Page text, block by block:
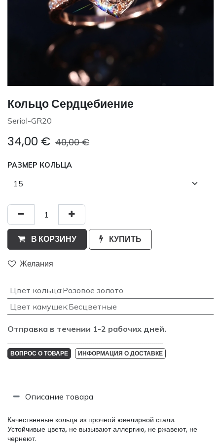
Кольцо Сердцебиение
Serial-GR20
34,00 € 40,00€
РАЗМЕР КОЛЬЦА
В КОРЗИНУ КУПИТЬ
Желания
Цвет кольца:Розовое золото
Цвет камушек:Бесцветные
Отправка в течении 1-2 рабочих дней.
ВОПРОС О ТОВАРЕ ИНФОРМАЦИЯ О ДОСТАВКЕ
Описание товара
Качественные кольца из прочной ювелирной стали.
Устойчивые цвета, не вызывают аллергию, не ржавеют, не
чернеют.